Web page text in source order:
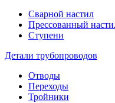
Сварной настил
Прессованный
Ступени
Детали трубопроводов
Отводы
Переходы
Тройники